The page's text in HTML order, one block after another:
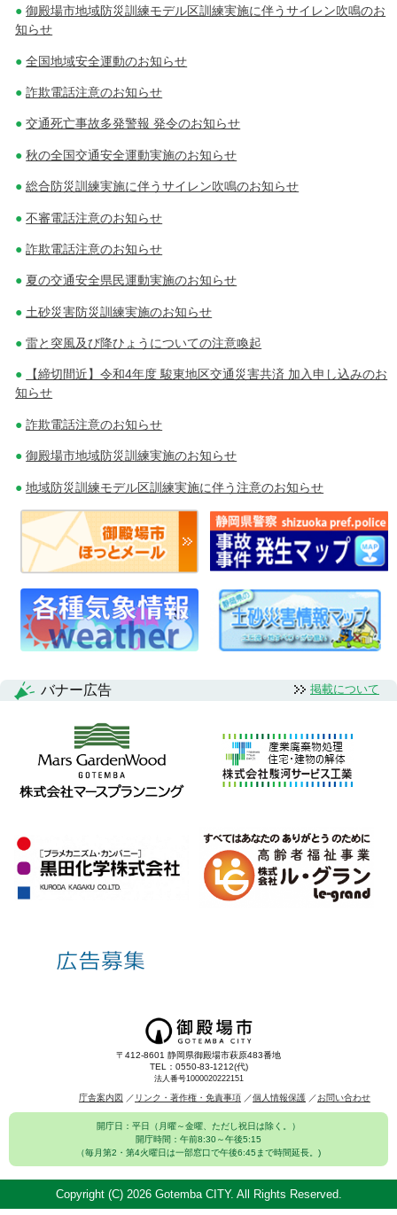
御殿場市地域防災訓練モデル区訓練実施に伴うサイレン吹鳴のお
知らせ
全国地域安全運動のお知らせ
詐欺電話注意のお知らせ
交通死亡事故多発警報 発令のお知らせ
秋の全国交通安全運動実施のお知らせ
総合防災訓練実施に伴うサイレン吹鳴のお知らせ
不審電話注意のお知らせ
詐欺電話注意のお知らせ
夏の交通安全県民運動実施のお知らせ
土砂災害防災訓練実施のお知らせ
雷と突風及び降ひょうについての注意喚起
【締切間近】令和4年度 駿東地区交通災害共済 加入申し込みのお
知らせ
詐欺電話注意のお知らせ
御殿場市地域防災訓練実施のお知らせ
地域防災訓練モデル区訓練実施に伴う注意のお知らせ
バナー広告 掲載について
〒412-8601 静岡県御殿場市萩原483番地
TEL：0550-83-1212(代)
法人番号1000020222151
庁舎案内図 リンク・著作権・免責事項 個人情報保護 お問い合わせ
開庁日：平日（月曜～金曜、ただし祝日は除く。）
開庁時間：午前8:30～午後5:15
（毎月第2・第4火曜日は一部窓口で午後6:45まで時間延長。)
Copyright (C) 2026 Gotemba CITY. All Rights Reserved.